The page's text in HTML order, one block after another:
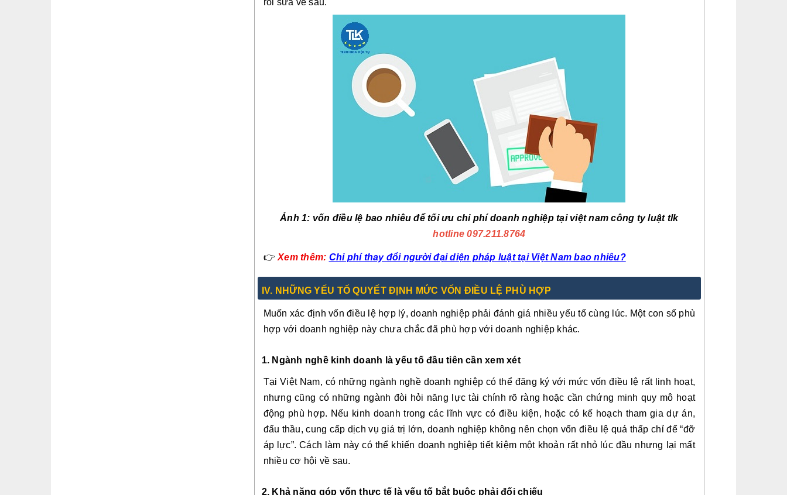
Ảnh 1: vốn điều lệ bao nhiêu để tối ưu chi phí doanh nghiệp tại việt nam công ty luật tlk
hotline 097.211.8764
👉 Xem thêm: Chi phí thay đổi người đại diện pháp luật tại Việt Nam bao nhiêu?
IV. NHỮNG YẾU TỐ QUYẾT ĐỊNH MỨC VỐN ĐIỀU LỆ PHÙ HỢP
Muốn xác định vốn điều lệ hợp lý, doanh nghiệp phải đánh giá nhiều yếu tố cùng lúc. Một con số phù
hợp với doanh nghiệp này chưa chắc đã phù hợp với doanh nghiệp khác.
1. Ngành nghề kinh doanh là yếu tố đầu tiên cần xem xét
Tại Việt Nam, có những ngành nghề doanh nghiệp có thể đăng ký với mức vốn điều lệ rất linh hoạt,
nhưng cũng có những ngành đòi hỏi năng lực tài chính rõ ràng hoặc cần chứng minh quy mô hoạt
động phù hợp. Nếu kinh doanh trong các lĩnh vực có điều kiện, hoặc có kế hoạch tham gia dự án,
đấu thầu, cung cấp dịch vụ giá trị lớn, doanh nghiệp không nên chọn vốn điều lệ quá thấp chỉ để “đỡ
áp lực”. Cách làm này có thể khiến doanh nghiệp tiết kiệm một khoản rất nhỏ lúc đầu nhưng lại mất
nhiều cơ hội về sau.
2. Khả năng góp vốn thực tế là yếu tố bắt buộc phải đối chiếu